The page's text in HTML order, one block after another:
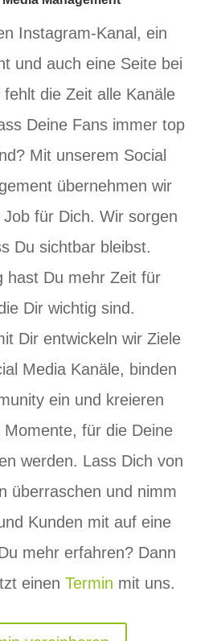
Instagram-Kanal, ein
und auch eine Seite bei
die Zeit alle Kanäle
Deine Fans immer top
Mit unserem Social
übernehmen wir
für Dich. Wir sorgen
Du sichtbar bleibst.
hast Du mehr Zeit für
Dir wichtig sind.
Dir entwickeln wir Ziele
Media Kanäle, binden
ein und kreieren
Momente, für die Deine
werden. Lass Dich von
überraschen und nimm
Kunden mit auf eine
mehr erfahren? Dann
einen Termin mit uns.